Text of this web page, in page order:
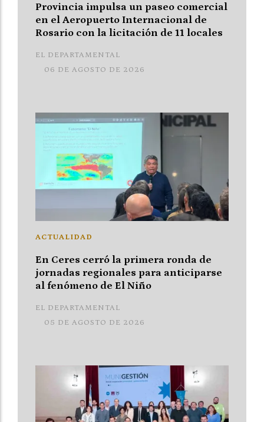
Provincia impulsa un paseo comercial
en el Aeropuerto Internacional de
Rosario con la licitación de 11 locales
EL DEPARTAMENTAL
06 DE AGOSTO DE 2026
En Ceres cerró la primera ronda de
jornadas regionales para anticiparse
al fenómeno de El Niño
EL DEPARTAMENTAL
ACTUALIDAD
05 DE AGOSTO DE 2026